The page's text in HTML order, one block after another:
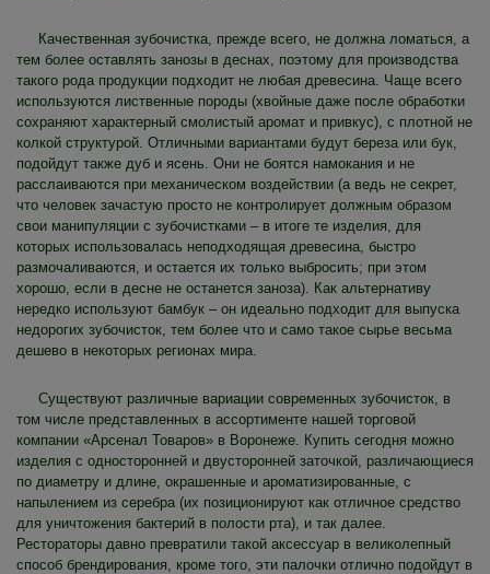
Качественная зубочистка, прежде всего, не должна ломаться, а
тем более оставлять занозы в деснах, поэтому для производства
такого рода продукции подходит не любая древесина. Чаще всего
используются лиственные породы (хвойные даже после обработки
сохраняют характерный смолистый аромат и привкус), с плотной не
колкой структурой. Отличными вариантами будут береза или бук,
подойдут также дуб и ясень. Они не боятся намокания и не
расслаиваются при механическом воздействии (а ведь не секрет,
что человек зачастую просто не контролирует должным образом
свои манипуляции с зубочистками – в итоге те изделия, для
которых использовалась неподходящая древесина, быстро
размочаливаются, и остается их только выбросить; при этом
хорошо, если в десне не останется заноза). Как альтернативу
нередко используют бамбук – он идеально подходит для выпуска
недорогих зубочисток, тем более что и само такое сырье весьма
дешево в некоторых регионах мира.
Существуют различные вариации современных зубочисток, в
том числе представленных в ассортименте нашей торговой
компании «Арсенал Товаров» в Воронеже. Купить сегодня можно
изделия с односторонней и двусторонней заточкой, различающиеся
по диаметру и длине, окрашенные и ароматизированные, с
напылением из серебра (их позиционируют как отличное средство
для уничтожения бактерий в полости рта), и так далее.
Рестораторы давно превратили такой аксессуар в великолепный
способ брендирования, кроме того, эти палочки отлично подойдут в